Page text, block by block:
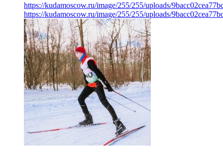
https://kudamoscow.ru/image/255/255/uploads/
https://kudamoscow.ru/image/255/255/uploads/